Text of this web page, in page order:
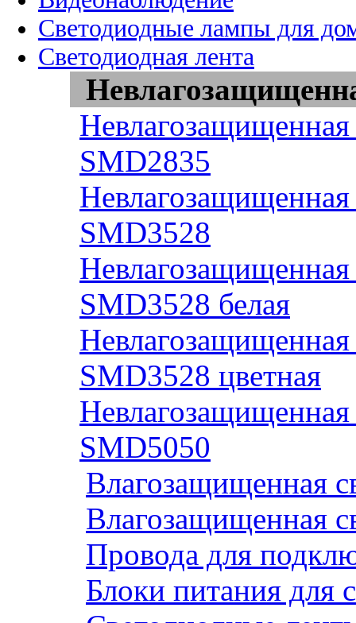
Светодиодные лампы для
Светодиодная лента
Невлагозащищенная
SMD2835
Невлагозащищенная
SMD3528
Невлагозащищенная
SMD3528 белая
Невлагозащищенная
SMD3528 цветная
Невлагозащищенная
SMD5050
Влагозащищенная
Влагозащищенная
Провода для
Блоки питания для